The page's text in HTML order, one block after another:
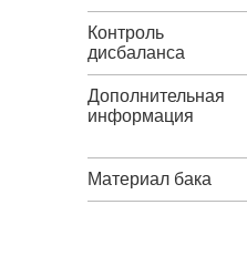
Контроль
дисбаланса
Дополнительная
информация
Материал бака